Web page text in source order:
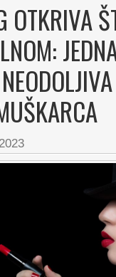
OTKRIVA